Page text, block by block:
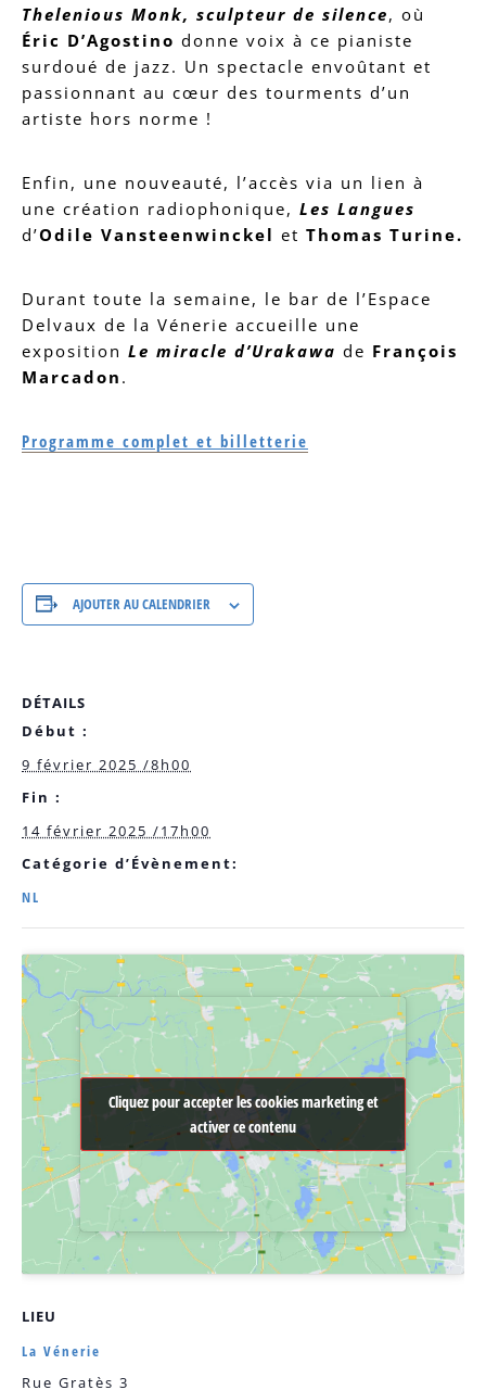
Thelenious Monk, sculpteur de silence, où
Éric D’Agostino donne voix à ce pianiste
surdoué de jazz. Un spectacle envoûtant et
passionnant au cœur des tourments d’un
artiste hors norme !
Enfin, une nouveauté, l’accès via un lien à
une création radiophonique, Les Langues
d’Odile Vansteenwinckel et Thomas Turine.
Durant toute la semaine, le bar de l’Espace
Delvaux de la Vénerie accueille une
exposition Le miracle d’Urakawa de François
Marcadon .
Programme complet et billetterie
AJOUTER AU CALENDRIER
DÉTAILS
Début :
9 février 2025 /8h00
Fin :
14 février 2025 /17h00
Catégorie d’Évènement:
NL
LIEU
La Vénerie
Rue Gratès 3
Cliquez pour accepter les cookies marketing et
activer ce contenu
Cliquez pour accepter les cookies marketing et
activer ce contenu